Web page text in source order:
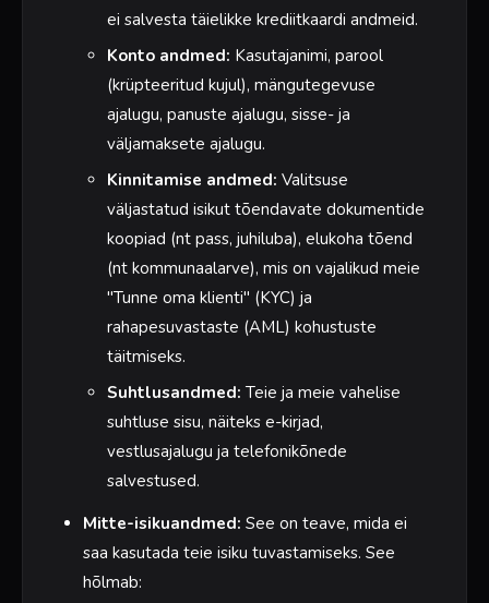
ei salvesta täielikke krediitkaardi andmeid.
Konto andmed: Kasutajanimi, parool
(krüpteeritud kujul), mängutegevuse
ajalugu, panuste ajalugu, sisse- ja
väljamaksete ajalugu.
Kinnitamise andmed: Valitsuse
väljastatud isikut tõendavate dokumentide
koopiad (nt pass, juhiluba), elukoha tõend
(nt kommunaalarve), mis on vajalikud meie
"Tunne oma klienti" (KYC) ja
rahapesuvastaste (AML) kohustuste
täitmiseks.
Suhtlusandmed: Teie ja meie vahelise
suhtluse sisu, näiteks e-kirjad,
vestlusajalugu ja telefonikõnede
salvestused.
Mitte-isikuandmed: See on teave, mida ei
saa kasutada teie isiku tuvastamiseks. See
hõlmab: